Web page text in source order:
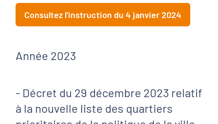
Consultez l'instruction du 4 janvier 2024
Année 2023
- Décret du 29 décembre 2023 relatif
à la nouvelle liste des quartiers